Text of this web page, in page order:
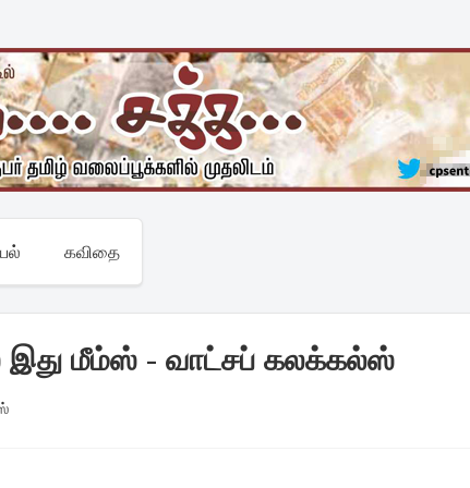
கவிதை
மீம்ஸ் - வாட்சப் கலக்கல்ஸ்